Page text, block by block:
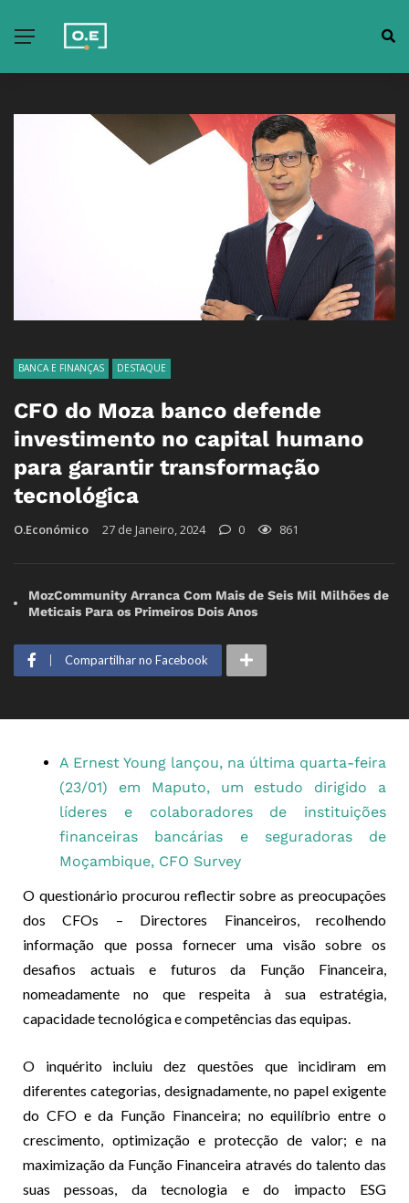
BANCA E FINANÇAS DESTAQUE
CFO do Moza banco defende
investimento no capital humano
para garantir transformação
tecnológica
O.Económico 27 de Janeiro, 2024 0 861
MozCommunity Arranca Com Mais de Seis Mil Milhões de
Meticais Para os Primeiros Dois Anos
Compartilhar no Facebook
A Ernest Young lançou, na última quarta-feira
(23/01) em Maputo, um estudo dirigido a
líderes e colaboradores de instituições
financeiras bancárias e seguradoras de
Moçambique, CFO Survey
O questionário procurou reflectir sobre as preocupações
dos CFOs – Directores Financeiros, recolhendo
informação que possa fornecer uma visão sobre os
desafios actuais e futuros da Função Financeira,
nomeadamente no que respeita à sua estratégia,
capacidade tecnológica e competências das equipas.
O inquérito incluiu dez questões que incidiram em
diferentes categorias, designadamente, no papel exigente
do CFO e da Função Financeira; no equilíbrio entre o
crescimento, optimização e protecção de valor; e na
maximização da Função Financeira através do talento das
suas pessoas, da tecnologia e do impacto ESG